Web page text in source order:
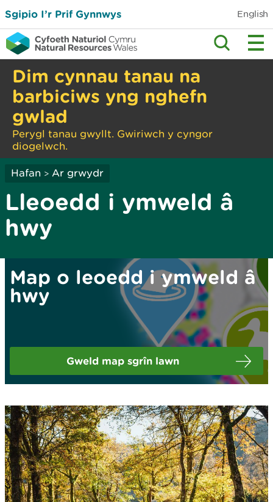
Sgipio I’r Prif Gynnwys English
Dim cynnau tanau na
barbiciws yng nghefn
gwlad
Perygl tanau gwyllt. Gwiriwch y cyngor
diogelwch.
Hafan > Ar grwydr
Lleoedd i ymweld â
hwy
Map o leoedd i ymweld â
hwy
Gweld map sgrîn lawn